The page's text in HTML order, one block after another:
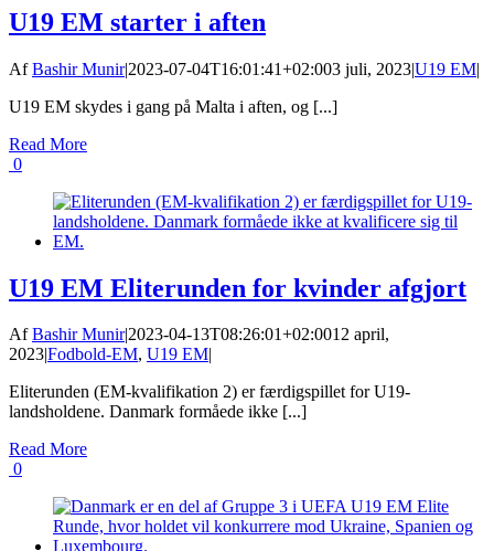
U19 EM starter i aften
AfBashir Munir|2023-07-04T16:01:41+02:003 juli, 2023|U19 EM|
U19 EM skydes i gang på Malta i aften, og [...]
Read More
0
U19 EM Eliterunden for kvinder afgjort
AfBashir Munir|2023-04-13T08:26:01+02:0012 april,
2023|Fodbold-EM, U19 EM|
Eliterunden (EM-kvalifikation 2) er færdigspillet for U19-
landsholdene. Danmark formåede ikke [...]
Read More
0